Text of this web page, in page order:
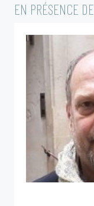
EN PRÉSENCE DE